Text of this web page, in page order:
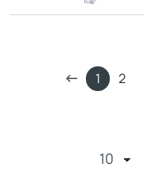
1 2